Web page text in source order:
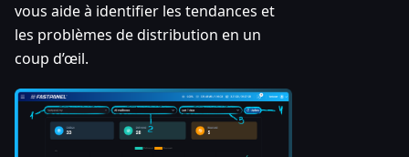
vous aide à identifier les tendances et
les problèmes de distribution en un
coup d’œil.